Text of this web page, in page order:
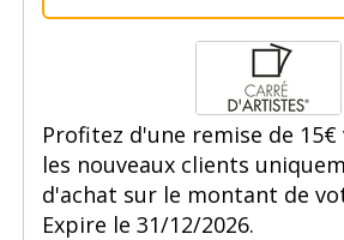
Profitez d'une remise de
les nouveaux clients
d'achat sur le montant de
Expire le 31/12/2026.